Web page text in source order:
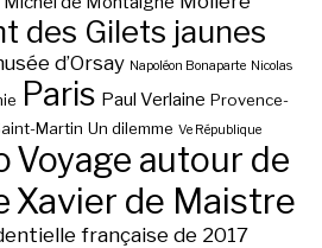
des Gilets jaunes
d’Orsay Napoléon Bonaparte Nicolas
Paris Paul Verlaine Provence-
Martin Un dilemme Ve République
Voyage autour de
Xavier de Maistre
française de 2017